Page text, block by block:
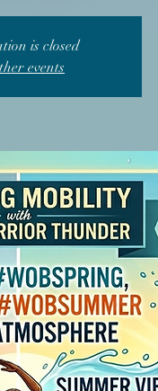
is closed
events